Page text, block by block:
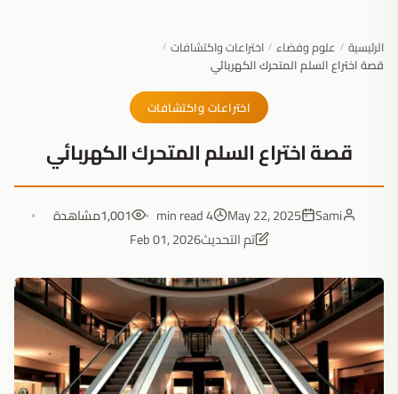
الرئيسية / علوم وفضاء / اختراعات واكتشافات /
قصة اختراع السلم المتحرك الكهربائي
اختراعات واكتشافات
قصة اختراع السلم المتحرك الكهربائي
Sami
May 22, 2025
4 min read
1,001مشاهدة
تم التحديثFeb 01, 2026